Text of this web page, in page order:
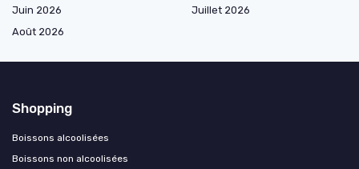
Juin 2026
Juillet 2026
Août 2026
Shopping
Boissons alcoolisées
Boissons non alcoolisées